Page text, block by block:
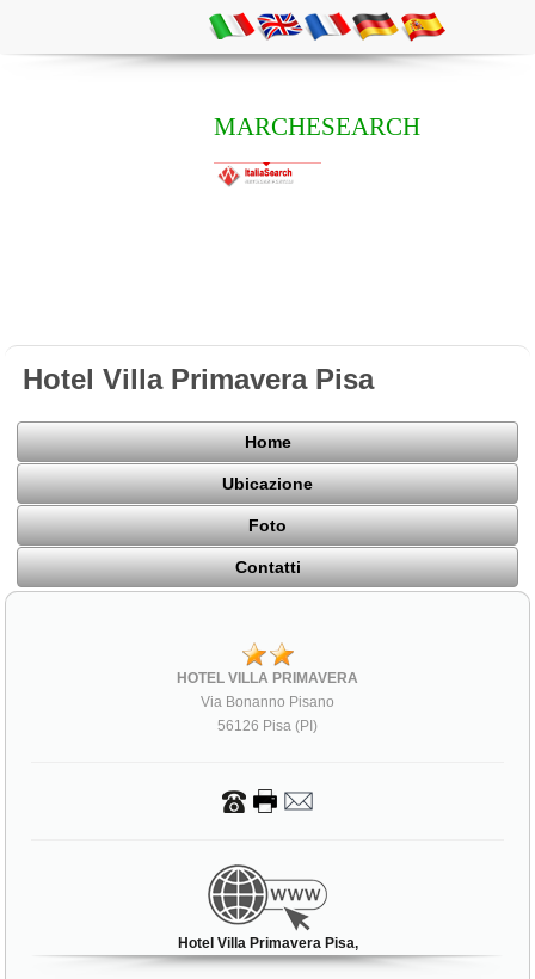
MARCHESEARCH
Hotel Villa Primavera Pisa
Home
Ubicazione
Foto
Contatti
HOTEL VILLA PRIMAVERA
Via Bonanno Pisano
56126 Pisa (PI)
Hotel Villa Primavera Pisa,